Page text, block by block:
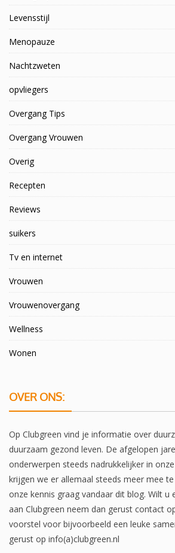
Levensstijl
Menopauze
Nachtzweten
opvliegers
Overgang Tips
Overgang Vrouwen
Overig
Recepten
Reviews
suikers
Tv en internet
Vrouwen
Vrouwenovergang
Wellness
Wonen
OVER ONS:
Op Clubgreen vind je informatie over
duurzaam gezond leven. De afgelopen
onderwerpen steeds nadrukkelijker in
krijgen we er allemaal steeds meer mee
onze kennis graag vandaar dit blog. Wilt u
aan Clubgreen neem dan gerust contact
voorstel voor bijvoorbeeld een leuke
gerust op info(a)clubgreen.nl